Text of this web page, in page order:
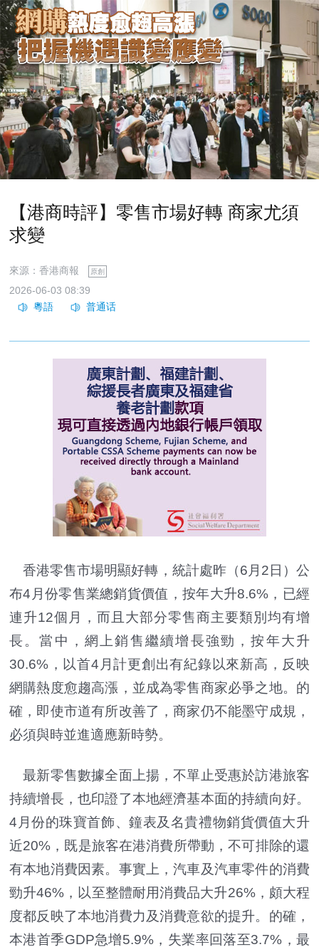
【港商時評】零售市場好轉 商家尤須
求變
來源：香港商報 原創
2026-06-03 08:39
香港零售市場明顯好轉，統計處昨（6月2日）公
布4月份零售業總銷貨價值，按年大升8.6%，已經
連升12個月，而且大部分零售商主要類別均有增
長。當中，網上銷售繼續增長強勁，按年大升
30.6%，以首4月計更創出有紀錄以來新高，反映
網購熱度愈趨高漲，並成為零售商家必爭之地。的
確，即使市道有所改善了，商家仍不能墨守成規，
必須與時並進適應新時勢。
最新零售數據全面上揚，不單止受惠於訪港旅客
持續增長，也印證了本地經濟基本面的持續向好。
4月份的珠寶首飾、鐘表及名貴禮物銷貨價值大升
近20%，既是旅客在港消費所帶動，不可排除的還
有本地消費因素。事實上，汽車及汽車零件的消費
勁升46%，以至整體耐用消費品大升26%，頗大程
度都反映了本地消費力及消費意欲的提升。的確，
本港首季GDP急增5.9%，失業率回落至3.7%，最